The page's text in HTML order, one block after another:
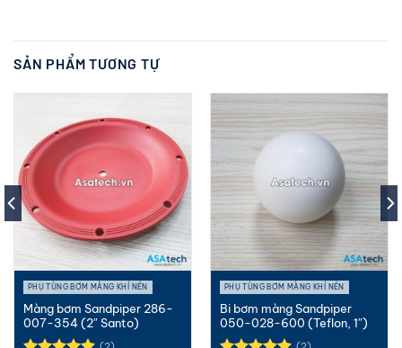
SẢN PHẨM TƯƠNG TỰ
PHỤ TÙNG BƠM MÀNG KHÍ NÉN
Màng bơm Sandpiper 286-
007-354 (2″ Santo)
PHỤ TÙNG BƠM MÀNG KHÍ NÉN
Bi bơm màng Sandpiper
050-028-600 (Teflon, 1″)